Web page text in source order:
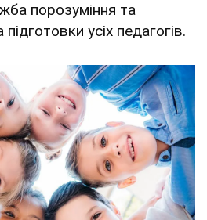
порозуміння та
усіх педагогів.